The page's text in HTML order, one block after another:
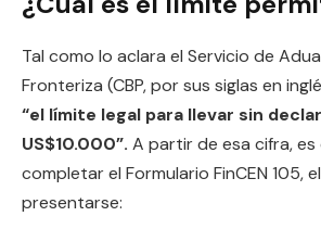
Tal como lo aclara el Servicio de
Fronteriza (CBP, por sus siglas en
“el límite legal para llevar sin
US$10.000”. A partir de esa cifra,
completar el Formulario FinCEN 105,
presentarse: